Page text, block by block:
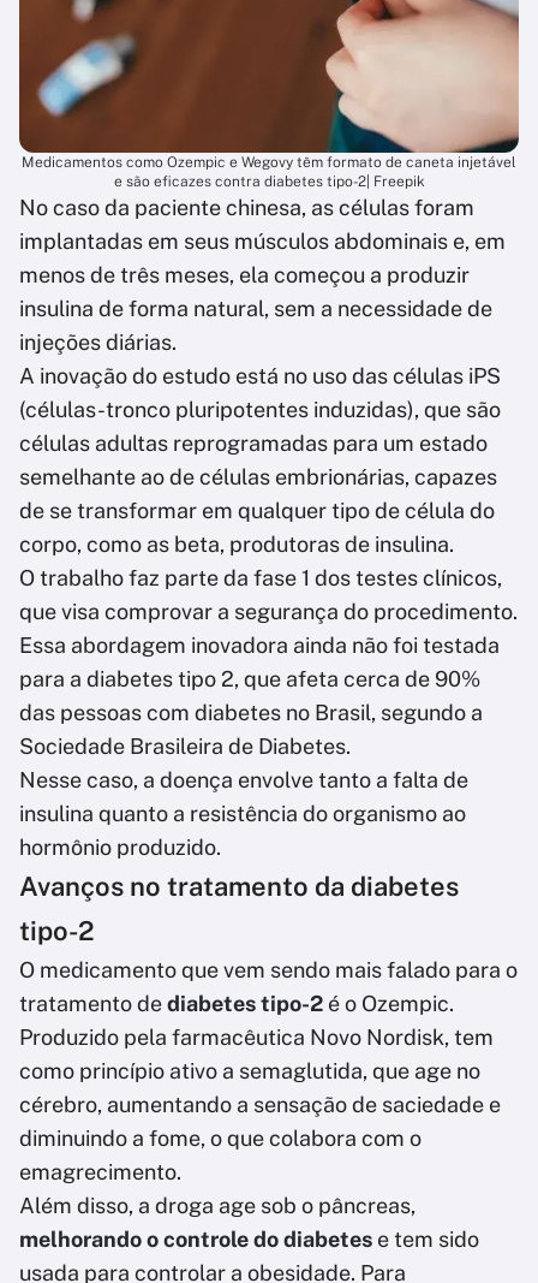
Medicamentos como Ozempic e Wegovy têm formato de caneta injetável
e são eficazes contra diabetes tipo-2| Freepik
No caso da paciente chinesa, as células foram
implantadas em seus músculos abdominais e, em
menos de três meses, ela começou a produzir
insulina de forma natural, sem a necessidade de
injeções diárias.
A inovação do estudo está no uso das células iPS
(células-tronco pluripotentes induzidas), que são
células adultas reprogramadas para um estado
semelhante ao de células embrionárias, capazes
de se transformar em qualquer tipo de célula do
corpo, como as beta, produtoras de insulina.
O trabalho faz parte da fase 1 dos testes clínicos,
que visa comprovar a segurança do procedimento.
Essa abordagem inovadora ainda não foi testada
para a diabetes tipo 2, que afeta cerca de 90%
das pessoas com diabetes no Brasil, segundo a
Sociedade Brasileira de Diabetes.
Nesse caso, a doença envolve tanto a falta de
insulina quanto a resistência do organismo ao
hormônio produzido.
Avanços no tratamento da diabetes
tipo-2
O medicamento que vem sendo mais falado para o
tratamento dediabetes tipo-2 é o Ozempic.
Produzido pela farmacêutica Novo Nordisk, tem
como princípio ativo a semaglutida, que age no
cérebro, aumentando a sensação de saciedade e
diminuindo a fome, o que colabora com o
emagrecimento.
Além disso, a droga age sob o pâncreas,
melhorando o controle do diabetes e tem sido
usada para controlar a obesidade. Para